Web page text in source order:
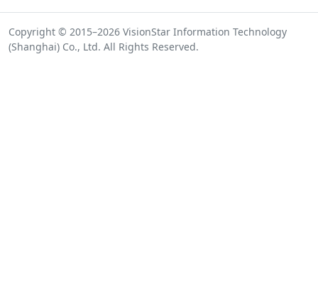
Copyright © 2015–2026 VisionStar Information Technology
(Shanghai) Co., Ltd. All Rights Reserved.